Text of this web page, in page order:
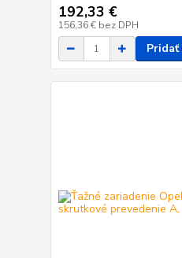
192,33 €
156,36 € bez DPH
Pridať